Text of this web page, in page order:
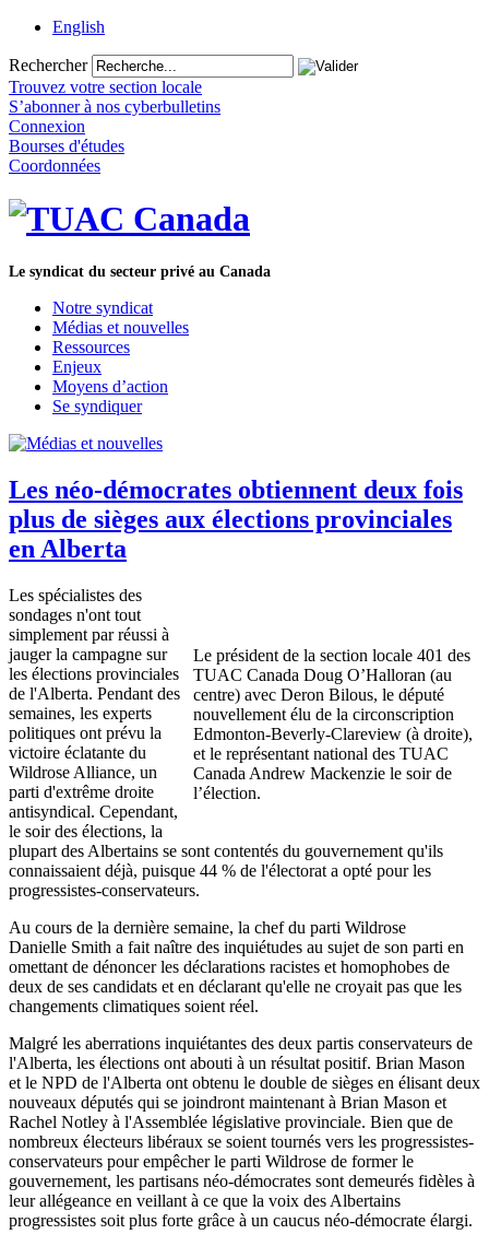
English
Rechercher
Trouvez votre section locale
S’abonner à nos cyberbulletins
Connexion
Bourses d'études
Coordonnées
Le syndicat du secteur privé au Canada
Notre syndicat
Médias et nouvelles
Ressources
Enjeux
Moyens d’action
Se syndiquer
Les néo-démocrates obtiennent deux fois
plus de sièges aux élections provinciales
en Alberta
Le président de la section locale 401 des
TUAC Canada Doug O’Halloran (au
centre) avec Deron Bilous, le député
nouvellement élu de la circonscription
Edmonton-Beverly-Clareview (à droite),
et le représentant national des TUAC
Canada Andrew Mackenzie le soirde
l’élection.
Les spécialistes des
sondages n'ont tout
simplement parréussi à
jaugerla campagne sur
les élections provinciales
de l'Alberta. Pendant des
semaines, les experts
politiques ont prévu la
victoire éclatante du
Wildrose Alliance, un
parti d'extrême droite
antisyndical. Cependant,
le soirdes élections, la
plupart des Albertains se sont contentés du gouvernement qu'ils
connaissaient déjà, puisque 44 % de l'électorat a opté pour les
progressistes-conservateurs.
Au cours de la dernière semaine, la chef du parti Wildrose
Danielle Smith a fait naître des inquiétudes au sujet de son parti en
omettant de dénoncerles déclarations racistes et homophobes de
deux de ses candidats et en déclarant qu'elle ne croyait pas que les
changements climatiques soient réel.
Malgré les aberrations inquiétantes des deux partis conservateurs de
l'Alberta, les élections ont abouti à un résultat positif. Brian Mason
et le NPD de l'Alberta ont obtenu le double de sièges en élisant deux
nouveaux députés qui se joindront maintenant à Brian Mason et
Rachel Notley à l'Assemblée législative provinciale. Bien que de
nombreux électeurs libéraux se soient tournés vers les progressistes-
conservateurs pourempêcherle parti Wildrose de former le
gouvernement, les partisans néo-démocrates sont demeurés fidèles à
leur allégeance en veillant à ce que la voix des Albertains
progressistes soit plus forte grâce à un caucus néo-démocrate élargi.